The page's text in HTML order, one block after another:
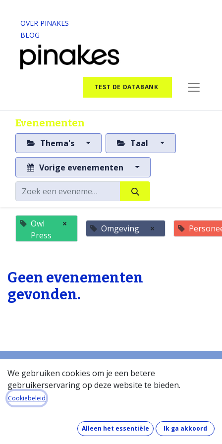
OVER PINAKES
BLOG
TEST DE DATABANK
Evenementen
Thema's Taal
Vorige evenementen
Owl
Press
× Omgeving ×
Geen evenementen
gevonden.
Startpagina
Over de databank
Hoe werkt de databank?
Wat zit er in de databank?
We gebruiken cookies om je een betere
gebruikerservaring op deze website te bieden.
Cookiebeleid
Alleen het essentiële Ik ga akkoord